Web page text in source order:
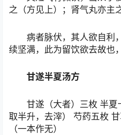
之（方见上）；肾气丸亦主
病者脉伏，其人欲自利
续坚满，此为留饮欲去故也
甘遂半夏汤方
甘遂（大者）三枚 半
取半升，去滓） 芍药五枚 甘
（一本作无）